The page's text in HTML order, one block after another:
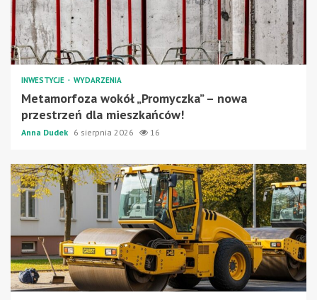
INWESTYCJE WYDARZENIA
Metamorfoza wokół „Promyczka” – nowa
przestrzeń dla mieszkańców!
Anna Dudek 6 sierpnia 2026 16